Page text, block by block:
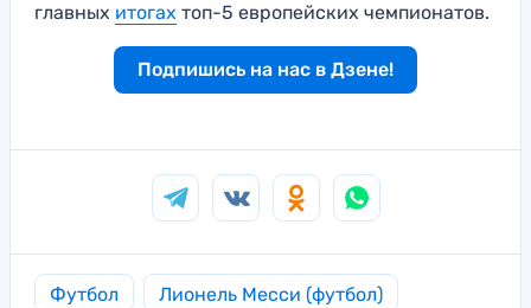
главных итогах топ-5 европейских чемпионатов.
Подпишись на нас в Дзене!
Футбол Лионель Месси (футбол)